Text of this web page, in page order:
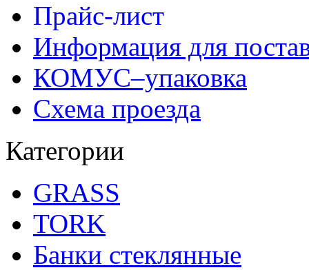
Прайс-лист
Информация для
КОМУС–упаковка
Схема проезда
Категории
GRASS
TORK
Банки стеклянные